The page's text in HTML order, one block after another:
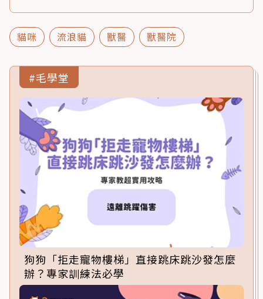
貓咪 流浪貓 獸醫 獸醫院
#毛學堂
狗狗「拒走寵物樓梯」直接跳床跳沙發怎麼
辦？專家訓練法必學